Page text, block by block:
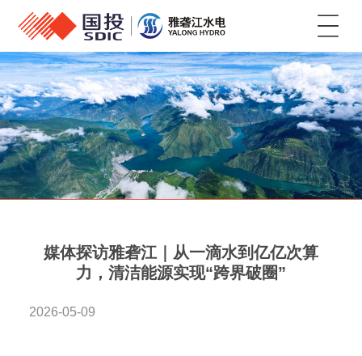
菜单
媒体探访雅砻江｜从一滴水到亿亿次算
力，清洁能源实现“跨界破圈”
2026-05-09